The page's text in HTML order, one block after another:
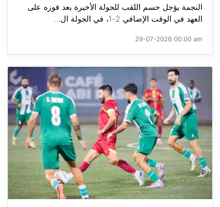
النجمة يؤجل حسم اللقب للجولة الأخيرة بعد فوزه على
العهد في الوقت الإضافي 2-1، في الجولة ال...
29-07-2026 00:00 am